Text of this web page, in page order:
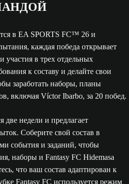
в EA SPORTS FC™ 26 и
каждая победа открывает
в трех отдельных
к составу и делайте свои
заработать наборы, планы
включая Víctor Ibarbo, за 20 побед.
две недели и предлагает
Соберите свой состав в
события и заданий, чтобы
наборы и Fantasy FC Hidemasa
что ваш состав адаптирован к
Fantasy FC используется режим